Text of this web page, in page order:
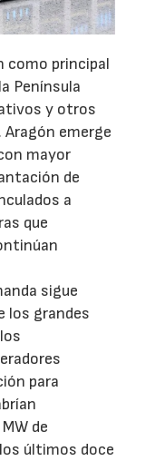
como principal
Península
y otros
emerge
mayor
de
a
que
sigue
los grandes
para
de
últimos doce